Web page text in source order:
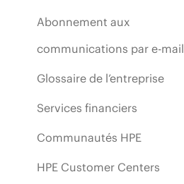
Abonnement aux
communications par e-mail
Glossaire de l’entreprise
Services financiers
Communautés HPE
HPE Customer Centers